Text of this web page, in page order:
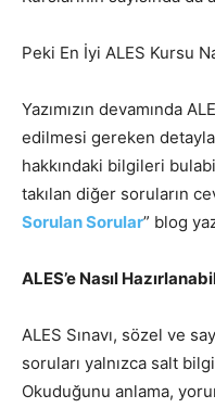
Peki En İyi ALES Kursu
Yazımızın devamında
edilmesi gereken
hakkındaki bilgileri
takılan diğer soruların
Sorulan Sorular” blog
ALES’e Nasıl
ALES Sınavı, sözel ve
soruları yalnızca salt
Okuduğunu anlama,